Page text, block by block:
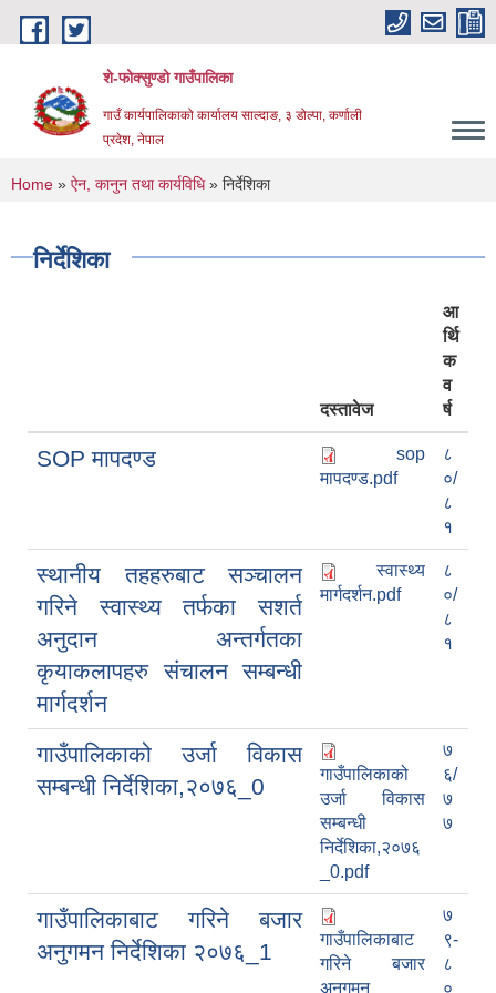
Skip to main content
शे-फोक्सुण्डो गाउँपालिका
गाउँ कार्यपालिकाको कार्यालय साल्दाङ, ३ डोल्पा, कर्णाली
प्रदेश, नेपाल
You are here
Home » ऐन, कानुन तथा कार्यविधि» निर्देशिका
निर्देशिका
दस्तावेज
आ
र्थि
क
व
र्ष
SOP मापदण्ड
sop
मापदण्ड.pdf
८
०/
८
१
स्थानीय तहहरुबाट सञ्चालन
गरिने स्वास्थ्य तर्फका सशर्त
अनुदान अन्तर्गतका
कृयाकलापहरु संचालन सम्बन्धी
मार्गदर्शन
स्वास्थ्य
मार्गदर्शन.pdf
८
०/
८
१
गाउँपालिकाको उर्जा विकास
सम्बन्धी निर्देशिका,२०७६_0
गाउँपालिकाको
उर्जा विकास
सम्बन्धी
निर्देशिका,२०७६
_0.pdf
७
६/
७
७
गाउँपालिकाबाट गरिने बजार
अनुगमन निर्देशिका २०७६_1
गाउँपालिकाबाट
गरिने बजार
अनुगमन
७
९-
८
०